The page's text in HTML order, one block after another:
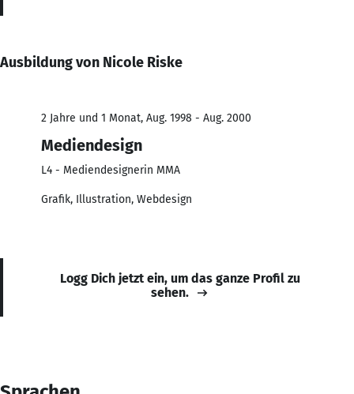
Ausbildung von Nicole Riske
2 Jahre und 1 Monat, Aug. 1998 - Aug. 2000
Mediendesign
L4 - Mediendesignerin MMA
Grafik, Illustration, Webdesign
Logg Dich jetzt ein, um das ganze Profil zu
sehen.